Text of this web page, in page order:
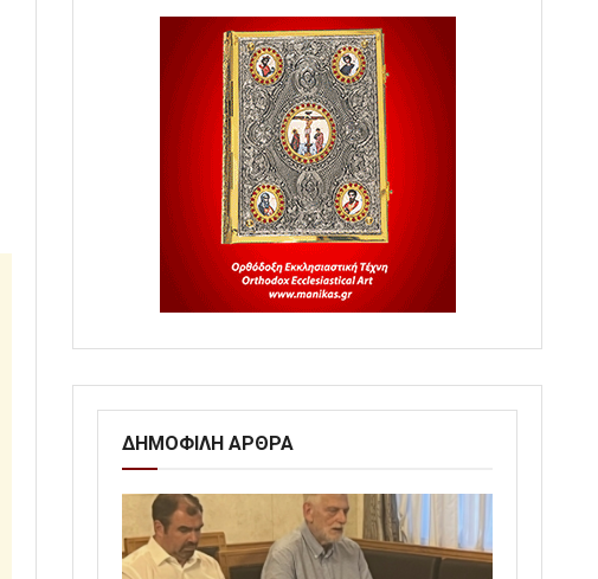
ΔΗΜΟΦΙΛΗ ΑΡΘΡΑ